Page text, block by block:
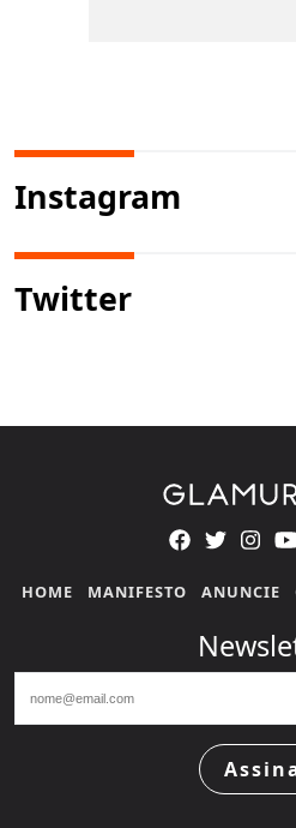
Instagram
Twitter
HOME MANIFESTO ANUNCIE